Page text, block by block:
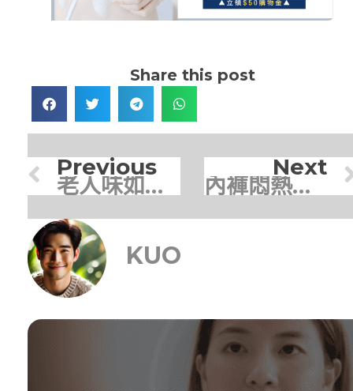
Share this post
Previous
老人味如何去除？皮膚科權威醫師7招高效告別加齡臭
Next
內褲悶熱容易有味道？3個習慣讓私密處清爽一整天
KUO